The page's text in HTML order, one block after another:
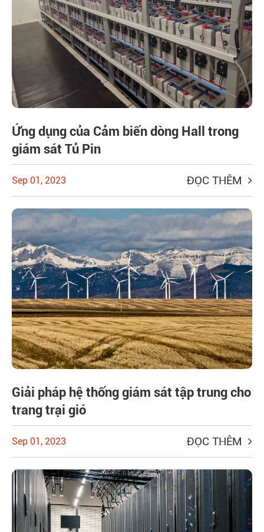
Ứng dụng của Cảm biến dòng Hall trong
giám sát Tủ Pin
Sep 01, 2023 ĐỌC THÊM
Giải pháp hệ thống giám sát tập trung cho
trang trại gió
Sep 01, 2023 ĐỌC THÊM